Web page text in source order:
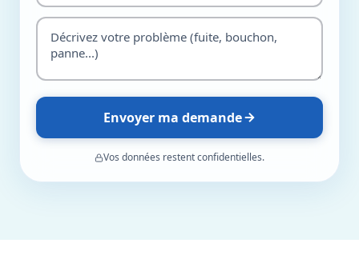
Envoyer ma demande
Vos données restent confidentielles.